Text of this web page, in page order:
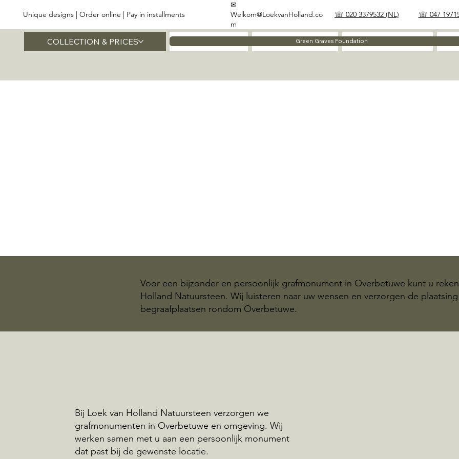
Unique designs | Order online | Pay in installments ☏ 020 3379532 (NL) ☏ 047
✉
Welkom@LoekvanHolland.co
m
COLLECTION & PRICES Method
Green Graves Foundation
Voor een bijzonder en persoonlijk grafmonument in Overbetuwe kunt u
Holland Natuursteen. Wij luisteren naar uw wensen en verzorgen de
begraafplaatsen rondom Overbetuwe.
Bij Loek van Holland Natuursteen verzorgen we
grafmonumenten in Overbetuwe en omgeving. Wij
werken samen met u aan een persoonlijk monument
dat past bij de gewenste locatie.